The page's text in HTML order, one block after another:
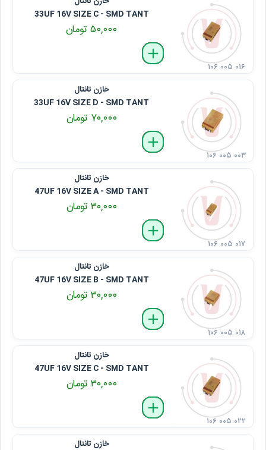
33UF 16V SIZE C - SMD TANT
۵۰,۰۰۰ تومان
delete
remove
add
۱۰۶ ۰۰۵ ۰۱۶
خازن تانتال
33UF 16V SIZE D - SMD TANT
۷۰,۰۰۰ تومان
delete
remove
add
۱۰۶ ۰۰۵ ۰۰۳
خازن تانتال
47UF 16V SIZE A - SMD TANT
۳۰,۰۰۰ تومان
delete
remove
add
۱۰۶ ۰۰۵ ۰۱۷
خازن تانتال
47UF 16V SIZE B - SMD TANT
۳۰,۰۰۰ تومان
delete
remove
add
۱۰۶ ۰۰۵ ۰۱۸
خازن تانتال
47UF 16V SIZE C - SMD TANT
۳۰,۰۰۰ تومان
delete
remove
add
۱۰۶ ۰۰۵ ۰۲۲
خازن تانتال